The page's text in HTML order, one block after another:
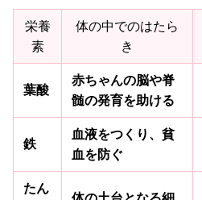
栄養
素
体の中でのはたら
き
葉酸
赤ちゃんの脳や脊
髄の発育を助ける
鉄
血液をつくり、貧
血を防ぐ
たん